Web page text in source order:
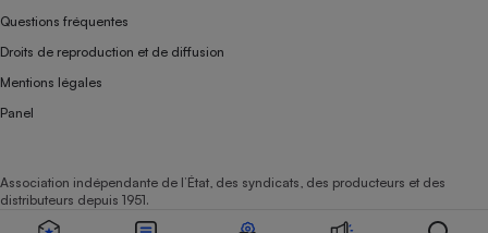
Questions fréquentes
Droits de reproduction et de diffusion
Mentions légales
Panel
Association indépendante de l’État, des syndicats, des producteurs et des
distributeurs depuis 1951.